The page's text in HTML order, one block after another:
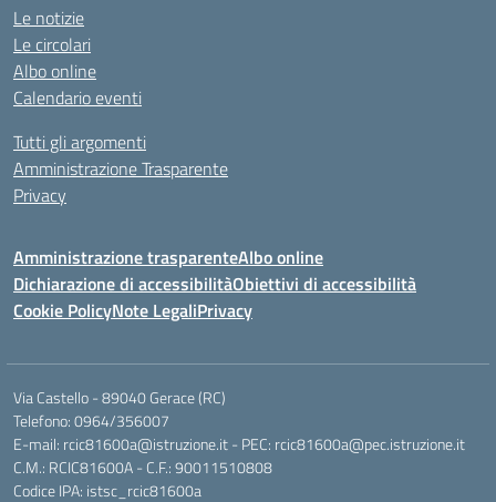
Le notizie
Le circolari
Albo online
Calendario eventi
Tutti gli argomenti
Amministrazione Trasparente
Privacy
Amministrazione trasparenteAlbo online
Dichiarazione di accessibilitàObiettivi di accessibilità
Cookie PolicyNote LegaliPrivacy
Via Castello - 89040 Gerace (RC)
Telefono: 0964/356007
E-mail: rcic81600a@istruzione.it - PEC: rcic81600a@pec.istruzione.it
C.M.: RCIC81600A - C.F.: 90011510808
Codice IPA: istsc_rcic81600a